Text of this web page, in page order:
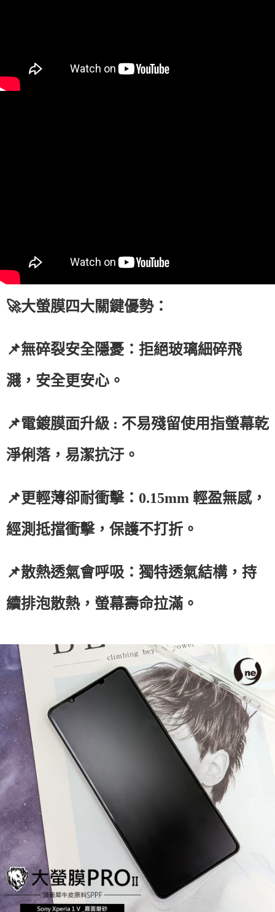
🚀大螢膜四大關鍵優勢：
📌無碎裂安全隱憂：拒絕玻璃細碎飛
濺，安全更安心。
📌電鍍膜面升級 : 不易殘留使用指螢幕乾
淨俐落，易潔抗汙。
📌更輕薄卻耐衝擊：0.15mm 輕盈無感，
經測抵擋衝擊，保護不打折。
📌散熱透氣會呼吸：獨特透氣結構，持
續排泡散熱，螢幕壽命拉滿。